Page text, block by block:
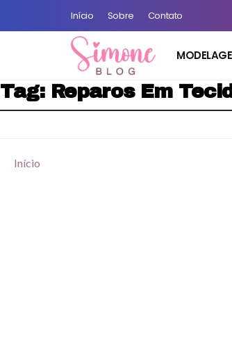
Início Sobre Contato
Tag: Reparos Em
Início